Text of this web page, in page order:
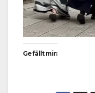
Gefällt mir: